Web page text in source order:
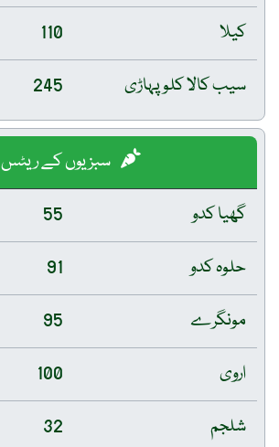
کیلا
110
سیب کالا کلو پہاڑی
245
سبزیوں کے ریٹس
گھیا کدو
55
حلوہ کدو
91
مونگرے
95
اروی
100
شلجم
32